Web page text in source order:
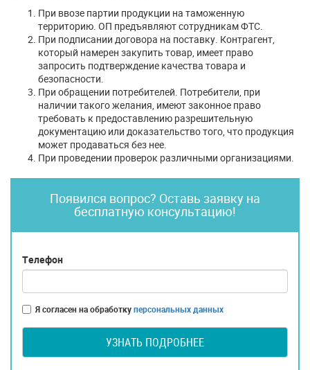
При ввозе партии продукции на таможенную
территорию. ОП предъявляют сотрудникам ФТС.
При подписании договора на поставку. Контрагент,
который намерен закупить товар, имеет право
запросить подтверждение качества товара и
безопасности.
При обращении потребителей. Потребители, при
наличии такого желания, имеют законное право
требовать к предоставлению разрешительную
документацию или доказательство того, что продукция
может продаваться без нее.
При проведении проверок различными организациями.
Появился вопрос? Оставь заявку на
бесплатную консультацию!
Телефон
Я согласен на обработкуперсональных данных
УЗНАТЬ ПОДРОБНЕЕ